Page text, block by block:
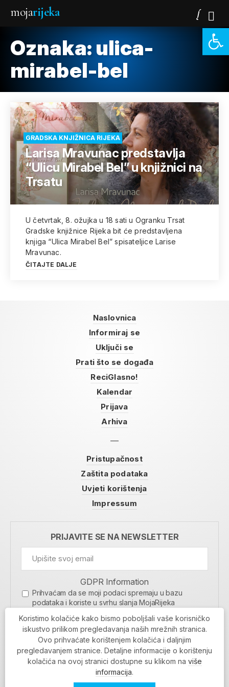
mojarijeka
Oznaka: ulica-
mirabel-bel
GRADSKA KNJIŽNICA RIJEKA
Larisa Mravunac predstavlja
“Ulicu Mirabel Bel” u knjižnici na
Trsatu
U četvrtak, 8. ožujka u 18 sati u Ogranku Trsat
Gradske knjižnice Rijeka bit će predstavljena
knjiga “Ulica Mirabel Bel” spisateljice Larise
Mravunac.
ČITAJTE DALJE
Naslovnica
Informiraj se
Uključi se
Prati što se događa
ReciGlasno!
Kalendar
Prijava
Arhiva
Pristupačnost
Zaštita podataka
Uvjeti korištenja
Impressum
PRIJAVITE SE NA NEWSLETTER
GDPR Information
Prihvaćam da se moji podaci spremaju u bazu
podataka i koriste u svrhu slanja MojaRijeka
MOJARIJEKA NEWSLETTER
PRIJAVI SE
Koristimo kolačiće kako bismo poboljšali vaše korisničko
iskustvo prilikom pregledavanja naših mrežnih stranica.
Ovo prihvaćate korištenjem kolačića i daljnjim
pregledavanjem stranice. Detaljne informacije o korištenju
kolačića na ovoj stranici dostupne su klikom na više
informacija.